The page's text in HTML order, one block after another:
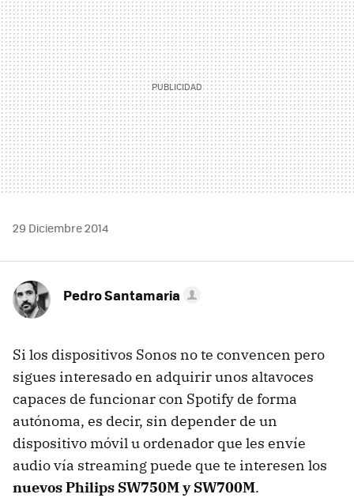
29 Diciembre 2014
Pedro Santamaria
Si los dispositivos Sonos no te convencen pero
sigues interesado en adquirir unos altavoces
capaces de funcionar con Spotify de forma
autónoma, es decir, sin depender de un
dispositivo móvil u ordenador que les envíe
audio vía streaming puede que te interesen los
nuevos Philips SW750M y SW700M.